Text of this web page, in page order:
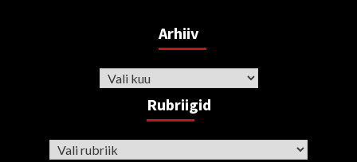
Arhiiv
Arhiiv
Rubriigid
Rubriigid